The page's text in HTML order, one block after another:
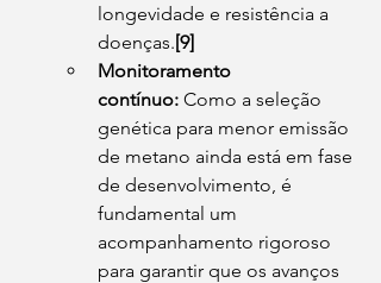
longevidade e resistência a
doenças.[9]
Monitoramento
contínuo: Como a seleção
genética para menor emissão
de metano ainda está em fase
de desenvolvimento, é
fundamental um
acompanhamento rigoroso
para garantir que os avanços